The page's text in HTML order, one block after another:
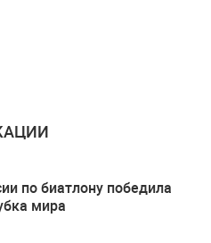
по биатлону победила
мира